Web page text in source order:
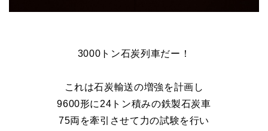
3000 トン石炭列車だー！
これは石炭輸送の増強を計画し
9600形に24トン積みの鉄製石炭車
75両を牽引させて力の試験を行い